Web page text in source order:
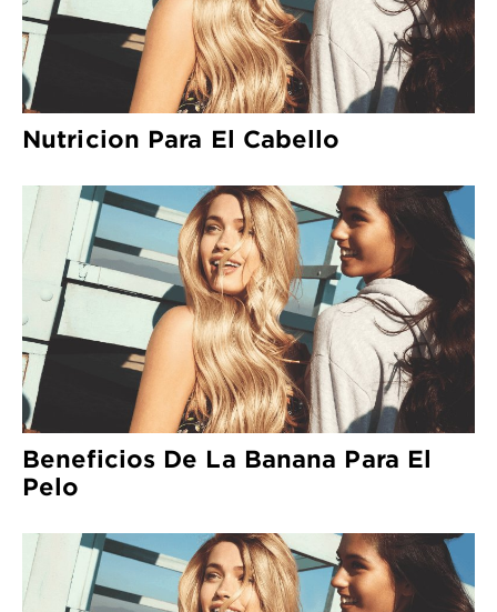
Nutricion Para El Cabello
Beneficios De La Banana Para El
Pelo